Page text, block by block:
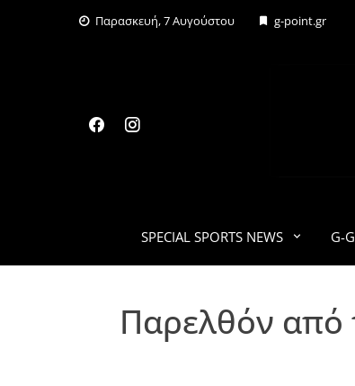
Παρασκευή, 7 Αυγούστου g-point.gr
SPECIAL SPORTS NEWS G-
Παρελθόν από